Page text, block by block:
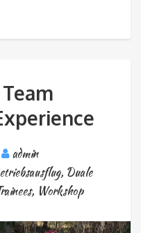
admin
, Duale
, Workshop